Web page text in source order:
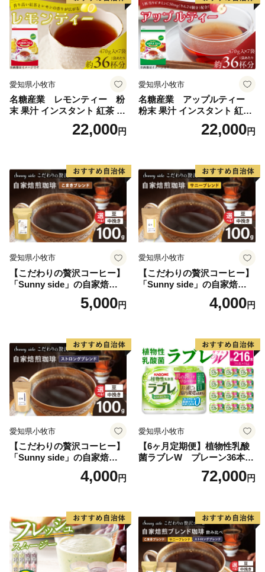
愛知県小牧市
名糖産業 レモンティー 粉
末 果汁 インスタント 紅茶 ビ
タミンC 袋 ロングセラー 粉
末飲料 粉末茶 簡単 手軽 ホッ
22,000円
愛知県小牧市
名糖産業 アップルティー
粉末 果汁 インスタント 紅茶
ティー ビタミンC 袋 ロング
セラー 粉末飲料 粉末茶 簡単
22,000円
愛知県小牧市
【こだわりの贅沢コーヒー】
「Sunny side」の自家焙煎珈
琲こまきブレンド（100g）
5,000円
愛知県小牧市
【こだわりの贅沢コーヒー】
「Sunny side」の自家焙煎珈
琲サニーブレンド（100g）
4,000円
愛知県小牧市
【こだわりの贅沢コーヒー】
「Sunny side」の自家焙煎珈
琲ストロングブレンド（100
4,000円
愛知県小牧市
【6ヶ月定期便】植物性乳酸
菌ラブレW プレーン36本
72,000円